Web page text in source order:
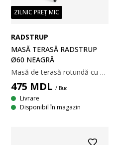
ZILNIC PREȚ MIC
RADSTRUP
MASĂ TERASĂ RADSTRUP
Ø60 NEAGRĂ
Masă de terasă rotundă cu blat din sticlă securizată și picioare negre din oțel vopsit cu pulbere. Ø60x70 cm
475 MDL / Buc
Livrare
Disponibil în magazin